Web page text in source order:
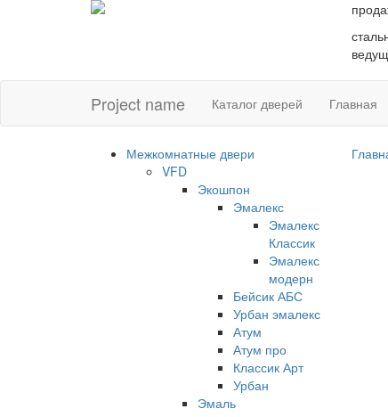
Project name Каталог дверей Главная
Межкомнатные двери
VFD
Экошпон
Эмалекс
Эмалекс
Классик
Эмалекс
модерн
Бейсик АБС
Урбан эмалекс
Атум
Атум про
Классик Арт
Урбан
Эмаль